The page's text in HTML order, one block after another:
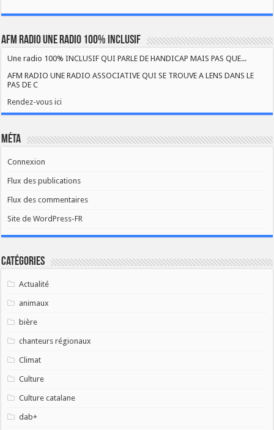
AFM RADIO UNE RADIO 100% INCLUSIF
Une radio 100% INCLUSIF QUI PARLE DE HANDICAP MAIS PAS QUE...
AFM RADIO UNE RADIO ASSOCIATIVE QUI SE TROUVE A LENS DANS LE
PAS DE C
Rendez-vous ici
Méta
Connexion
Flux des publications
Flux des commentaires
Site de WordPress-FR
Catégories
Actualité
animaux
bière
chanteurs régionaux
Climat
Culture
Culture catalane
dab+